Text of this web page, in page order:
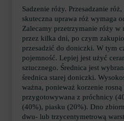
Sadzenie róży. Przesadzanie
skuteczna uprawa róż wymaga
Zalecamy przetrzymanie róży w
przez kilka dni, po czym
przesadzić do doniczki. W tym
pojemność. Lepiej jest użyć
sztucznego. Średnica jest
średnica starej doniczki.
ważna, ponieważ korzenie
przygotowywana z próchnicy
(40%), piasku (20%). Dno
dwu- lub trzycentymetrową